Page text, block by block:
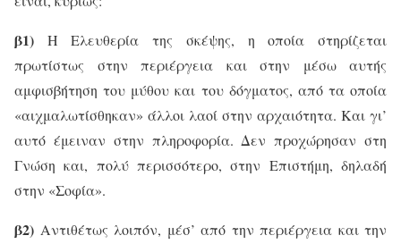
β1) Η Ελευθερία της σκέψης, η οποία στηρίζεται
πρωτίστως στην περιέργεια και στην μέσω αυτής
αμφισβήτηση του μύθου και του δόγματος, από τα οποία
«αιχμαλωτίσθηκαν» άλλοι λαοί στην αρχαιότητα. Και γι’
αυτό έμειναν στην πληροφορία. Δεν προχώρησαν στη
Γνώση και, πολύ περισσότερο, στην Επιστήμη, δηλαδή
στην «Σοφία».
β2) Αντιθέτως λοιπόν, μέσ’ από την περιέργεια και την